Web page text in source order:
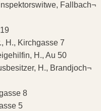
Fallbach¬
H., Kirchgasse 7
H., Au 50
H., Brandjoch¬
8
5